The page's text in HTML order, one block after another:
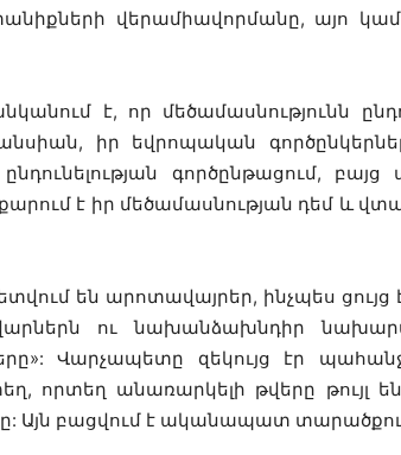
վերամիավորմանը, այո կամ
է, որ մեծամասնությունն
, իր եվրոպական
ընդունելության գործընթացում, բայց
է իր մեծամասնության դեմ և
են արոտավայրեր, ինչպես ցույց
ու նախանձախնդիր
»:Վարչապետը զեկույց էր
, որտեղ անառարկելի թվերը թույլ են
: Այն բացվում է ականապատ